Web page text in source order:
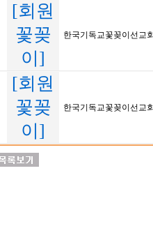
[회원
꽃꽂
이]
한국기독교꽃꽂이선교
[회원
꽃꽂
이]
한국기독교꽃꽂이선교